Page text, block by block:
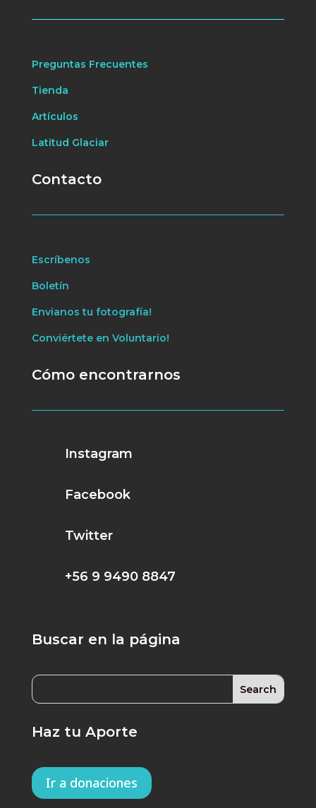
Preguntas Frecuentes
Tienda
Artículos
Latitud Glaciar
Contacto
Escríbenos
Boletín
Envianos tu fotografía!
Conviértete en Voluntario!
Cómo encontrarnos
Instagram
Facebook
Twitter
+56 9 9490 8847
Buscar en la página
Haz tu Aporte
Ir a donaciones